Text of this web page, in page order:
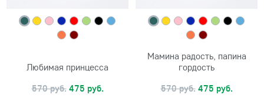
Любимая принцесса
570 руб. 475 руб.
Мамина радость, папина
гордость
570 руб. 475 руб.